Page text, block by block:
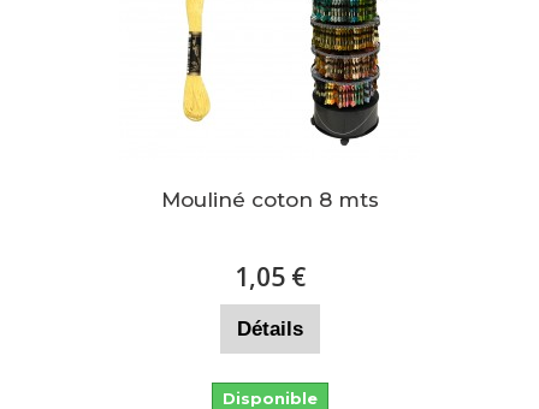
Mouliné coton 8 mts
1,05 €
Détails
Disponible